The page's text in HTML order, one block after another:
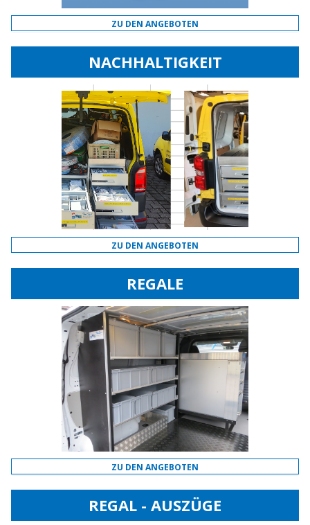
ZU DEN ANGEBOTEN
NACHHALTIGKEIT
ZU DEN ANGEBOTEN
REGALE
ZU DEN ANGEBOTEN
REGAL - AUSZÜGE